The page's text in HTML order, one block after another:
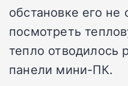
обстановке его
посмотреть
тепло отводилось
панели мини-ПК.